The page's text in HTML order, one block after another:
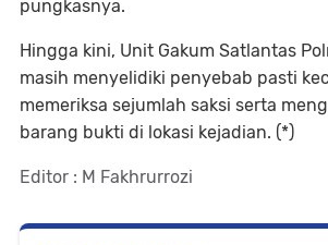
pungkasnya.
Hingga kini, Unit Gakum Satlantas
masih menyelidiki penyebab pasti
memeriksa sejumlah saksi serta
barang bukti di lokasi kejadian. (*)
Editor : M Fakhrurrozi